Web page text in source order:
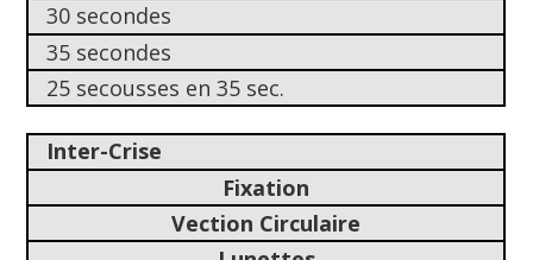
30 secondes
35 secondes
25 secousses en 35 sec.
Inter-Crise
Fixation
Vection Circulaire